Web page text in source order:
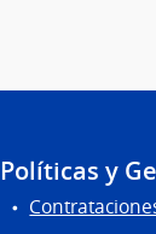
Políticas y